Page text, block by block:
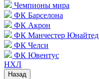
Чемпионы мира
ФК Барселона
ФК Акрон
ФК Манчестер Юнайтед
ФК Челси
ФК Ювентус
НХЛ
Назад